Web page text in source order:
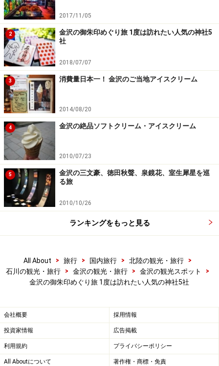
定休日：無休
参拝料金：無料
2．尾山神社
和漢洋を混用した奇抜なデザインの神門
和漢洋折衷の異色の門を持つ尾山神社。屋根に設置されてい
る避雷針は日本最古です。
およそ神社とは思えないステンドグラスがはめ込まれた
斬新な門で人気の尾山神社。加賀藩祖・前田利家を御祭
神とし、慶長4年（1599年）に創建されました。元は卯
辰山麓にあり卯辰八幡宮と称しましたが、明治6年(1873
年)に現在の地へ。
境内には国指定重要文化財の神門を始め、昭和38年
勝に指定されている神苑など見所が満載。平成27年
(2015年)に完成したばかりの授与所も異色の門を持つ尾
山神社ならではの開放的なガラス張りのデザインで一際
神社の名前の横に添えられる、月替わりの判子が可愛い尾山
神社の御朱印。全月揃えたくなりますね。
2017/11/05
2
金沢の御朱印めぐり旅 1度は訪れたい人気の神社5
社
2018/07/07
3 消費量日本一！ 金沢のご当地アイスクリーム
2014/08/20
4 金沢の絶品ソフトクリーム・アイスクリーム
2010/07/23
5
金沢の三文豪、徳田秋聲、泉鏡花、室生犀星を巡
る旅
2010/10/26
ランキングをもっと見る
All About > 旅行 > 国内旅行 > 北陸の観光・旅行
>
石川の観光・旅行
> 金沢の観光・旅行 > 金沢の観光スポット
>
金沢の御朱印めぐり旅 1度は訪れたい人気の神社5社
会社概要 採用情報
投資家情報 広告掲載
利用規約 プライバシーポリシー
All Aboutについて 著作権・商標・免責